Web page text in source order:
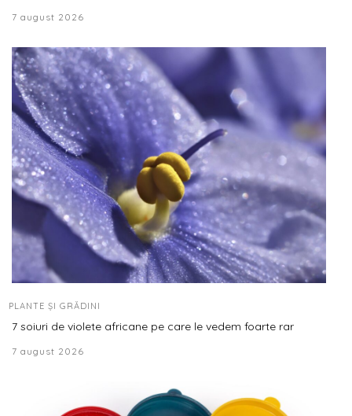
7 august 2026
PLANTE ȘI GRĂDINI
7 soiuri de violete africane pe care le vedem foarte rar
7 august 2026